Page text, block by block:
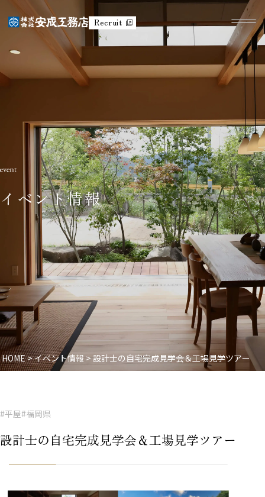
Recruit
イベント情報
HOME>イベント情報>設計士の自宅完成見学会＆工場見学ツアー
#平屋#福岡県
設計士の自宅完成見学会＆工場見学ツアー